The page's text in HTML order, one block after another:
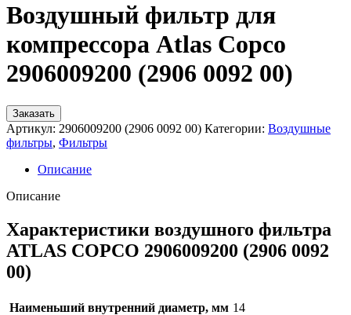
Воздушный фильтр для
компрессора Atlas Copco
2906009200 (2906 0092 00)
Заказать
Артикул: 2906009200 (2906 0092 00) Категории: Воздушные
фильтры, Фильтры
Описание
Описание
Характеристики воздушного фильтра
ATLAS COPCO 2906009200 (2906 0092
00)
Наименьший внутренний диаметр, мм 14